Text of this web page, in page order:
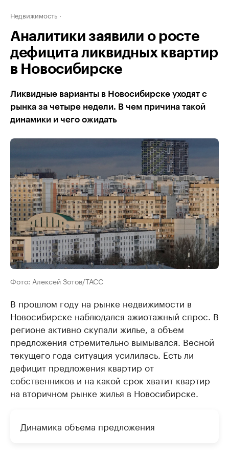
Недвижимость
Аналитики заявили о росте
дефицита ликвидных квартир
в Новосибирске
Ликвидные варианты в Новосибирске уходят с
рынка за четыре недели. В чем причина такой
динамики и чего ожидать
Фото: Алексей Зотов/ТАСС
В прошлом году на рынке недвижимости в
Новосибирске наблюдался ажиотажный спрос. В
регионе активно скупали жилье, а объем
предложения стремительно вымывался. Весной
текущего года ситуация усилилась. Есть ли
дефицит предложения квартир от
собственников и на какой срок хватит квартир
на вторичном рынке жилья в Новосибирске.
Динамика объема предложения